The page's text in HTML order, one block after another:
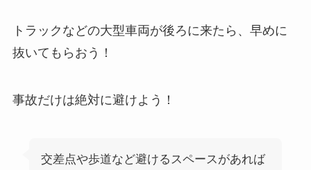
トラックなどの大型車両が後ろに来たら、早めに
抜いてもらおう！
事故だけは絶対に避けよう！
交差点や歩道など避けるスペースがあれば